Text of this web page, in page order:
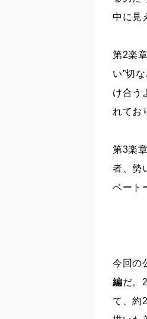
中に見
第2楽
い”切
け合う
れてお
第3楽
者、勢
ベート
今回の
編だ。
て、約